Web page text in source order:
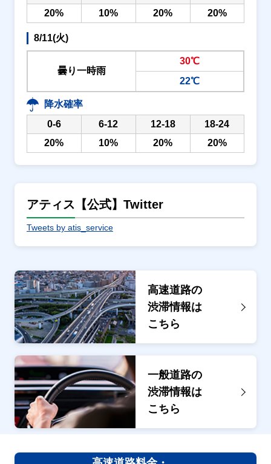
20%
10% 20% 20%
8/11(火)
曇り一時雨
30℃
22℃
降水確率
0-6
6-12 12-18
18-24
20%
10% 20% 20%
アティス【公式】Twitter
Tweets by atis_service
高速道路の
渋滞情報は
こちら
一般道路の
渋滞情報は
こちら